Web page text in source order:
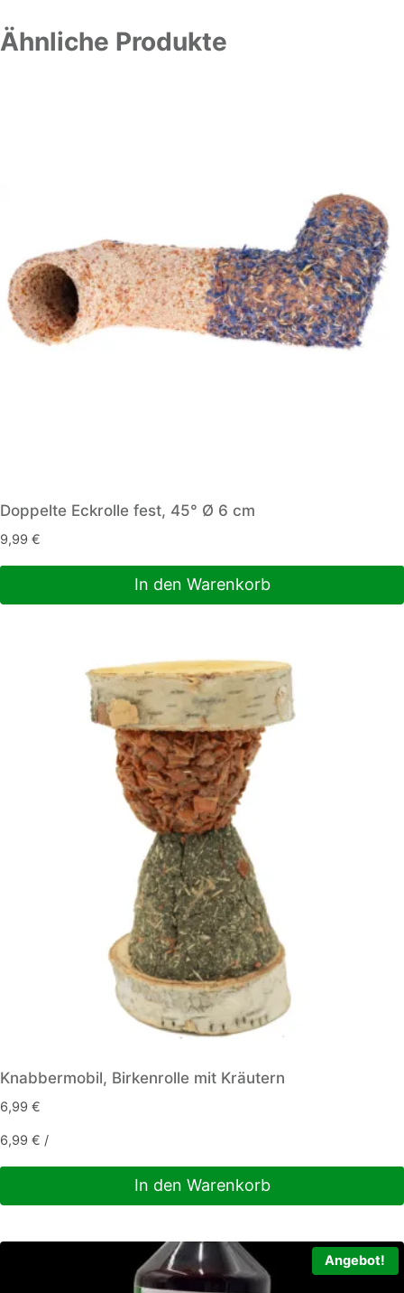
Ähnliche Produkte
Doppelte Eckrolle fest, 45° Ø 6 cm
9,99 €
In den Warenkorb
Knabbermobil, Birkenrolle mit Kräutern
6,99 €
6,99 € /
In den Warenkorb
Angebot!